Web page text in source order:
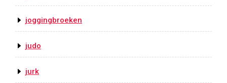
joggingbroeken
judo
jurk